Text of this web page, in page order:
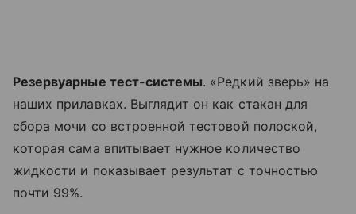
Резервуарные тест-системы. «Редкий зверь» на
наших прилавках. Выглядит он как стакан для
сбора мочи со встроенной тестовой полоской,
которая сама впитывает нужное количество
жидкости и показывает результат с точностью
почти 99%.